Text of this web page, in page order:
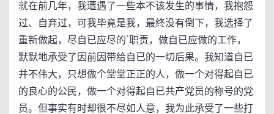
就在前几年，我遭遇了一些本不该发生的事情，我抱怨
过、自弃过，可我毕竟是我，最终没有倒下，我选择了
重新做起，尽自已应尽的`职责，做自已应做的工作，
默默地承受了因前因带给自已的一切后果。我知道自已
并不伟大，只想做个堂堂正正的人，做一个对得起自已
的良心的公民，做一个对得起自已共产党员的称号的党
员。但事实有时却很不尽如人意，我为此承受了一些打